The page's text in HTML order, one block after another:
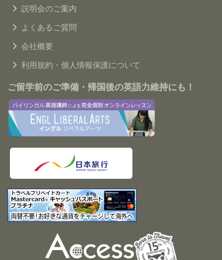
説明会のご案内
よくあるご質問
会社概要
利用規約・個人情報保護について
ご留学前のご準備・帰国後の英語力維持にも！